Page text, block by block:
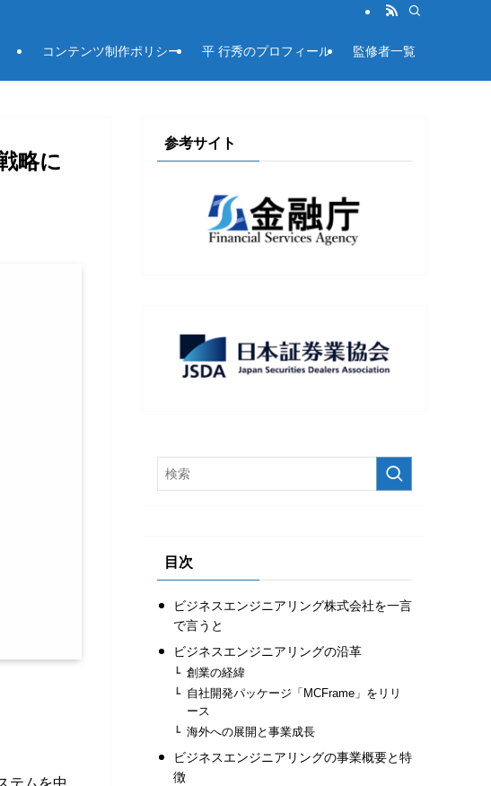
コンテンツ制作ポリシー 平 行秀のプロフィール 監修者一覧
略に
参考サイト
目次
ビジネスエンジニアリング株式会社を一言
で言うと
ビジネスエンジニアリングの沿革
創業の経緯
自社開発パッケージ「MCFrame」をリリ
ース
海外への展開と事業成長
ビジネスエンジニアリングの事業概要と特
徴